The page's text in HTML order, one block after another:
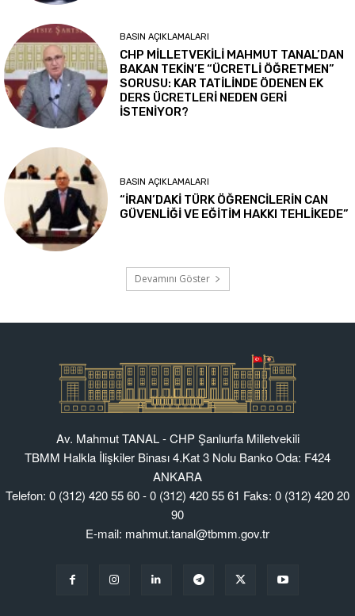
Av. Mahmut TANAL - CHP Şanlıurfa Milletvekili
TBMM Halkla İlişkiler Binası 4.Kat 3 Nolu Banko Oda: F424
ANKARA
Telefon: 0 (312) 420 55 60 - 0 (312) 420 55 61 Faks: 0 (312) 420 20
90
E-mail: mahmut.tanal@tbmm.gov.tr